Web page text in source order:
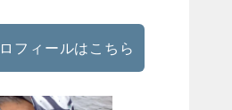
フィールはこちら